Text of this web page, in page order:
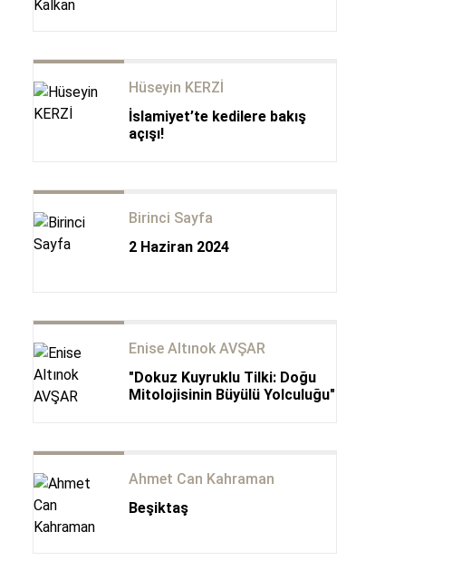
Hüseyin KERZİ
İslamiyet’te kedilere bakış
açışı!
Birinci Sayfa
2 Haziran 2024
Enise Altınok AVŞAR
"Dokuz Kuyruklu Tilki: Doğu
Mitolojisinin Büyülü Yolculuğu"
Ahmet Can Kahraman
Beşiktaş